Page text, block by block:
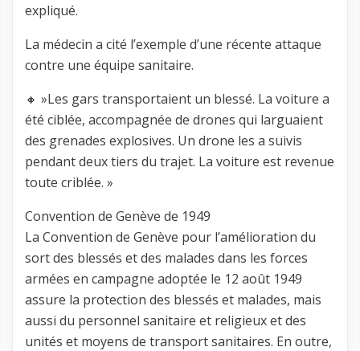
expliqué.
La médecin a cité l’exemple d’une récente attaque
contre une équipe sanitaire.
🔸 »Les gars transportaient un blessé. La voiture a
été ciblée, accompagnée de drones qui larguaient
des grenades explosives. Un drone les a suivis
pendant deux tiers du trajet. La voiture est revenue
toute criblée. »
Convention de Genève de 1949
La Convention de Genève pour l’amélioration du
sort des blessés et des malades dans les forces
armées en campagne adoptée le 12 août 1949
assure la protection des blessés et malades, mais
aussi du personnel sanitaire et religieux et des
unités et moyens de transport sanitaires. En outre,